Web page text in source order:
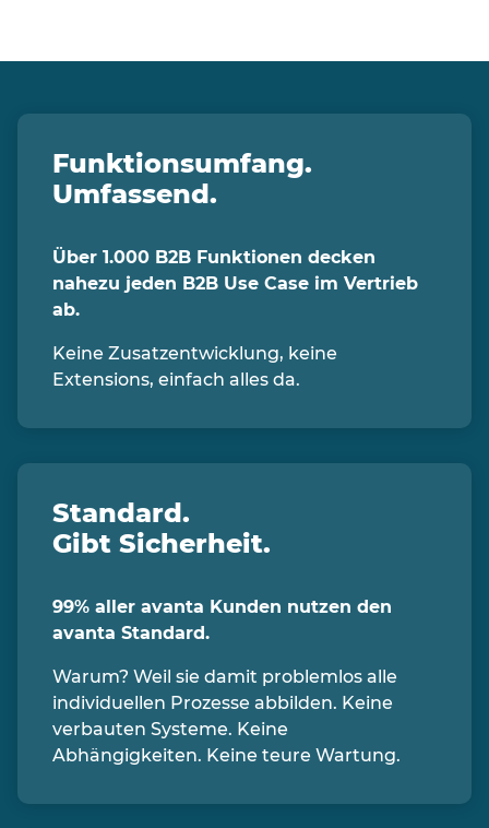
Funktionsumfang.
Umfassend.
Über 1.000 B2B Funktionen decken
nahezu jeden B2B Use Case im Vertrieb
ab.
Keine Zusatzentwicklung, keine
Extensions, einfach alles da.
Standard.
Gibt Sicherheit.
99% aller avanta Kunden nutzen den
avanta Standard.
Warum? Weil sie damit problemlos alle
individuellen Prozesse abbilden. Keine
verbauten Systeme. Keine
Abhängigkeiten. Keine teure Wartung.